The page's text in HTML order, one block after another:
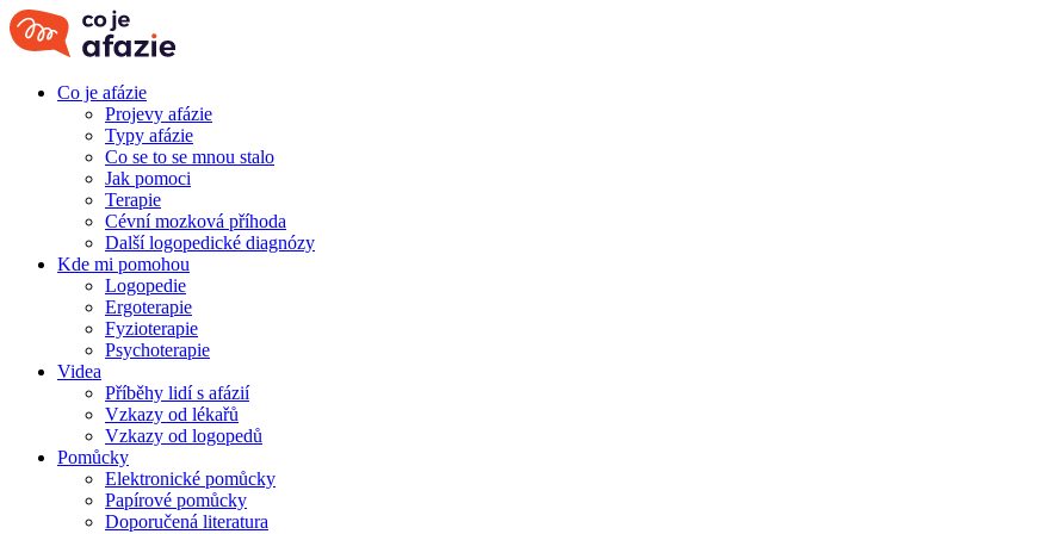
Co je afázie
Projevy afázie
Typy afázie
Co se to se mnou stalo
Jak pomoci
Terapie
Cévní mozková příhoda
Další logopedické diagnózy
Kde mi pomohou
Logopedie
Ergoterapie
Fyzioterapie
Psychoterapie
Videa
Příběhy lidí s afázií
Vzkazy od lékařů
Vzkazy od logopedů
Pomůcky
Elektronické pomůcky
Papírové pomůcky
Doporučená literatura